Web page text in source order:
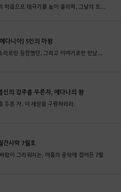
지
그
인
지
로
하
시
다니아] 5인의 마왕
신의 갑주를 두른자, 에다나의 왕
두른 자, 이 세상을 구원하리라.
간사막 7월호
람이 그리워지는, 여름의 중턱에 접어든 7월